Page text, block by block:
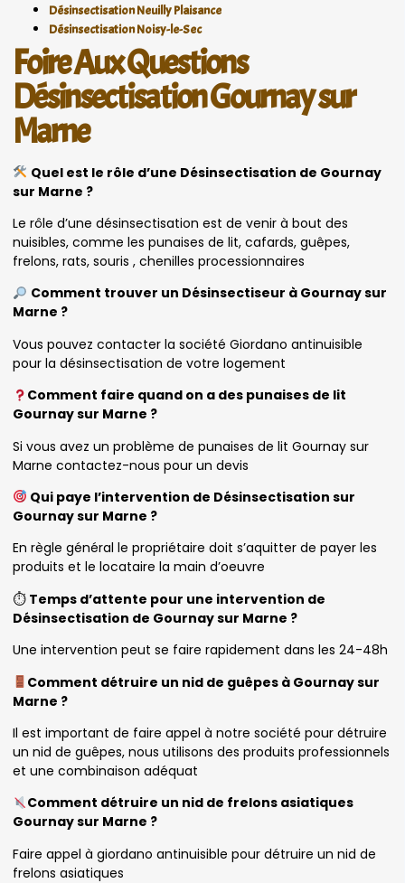
Désinsectisation Neuilly Plaisance
Désinsectisation Noisy-le-Sec
Foire Aux Questions
Désinsectisation Gournay sur
Marne
Quel est le rôle d’une Désinsectisation de Gournay
sur Marne ?
Le rôle d’une désinsectisation est de venir à bout des
nuisibles, comme les punaises de lit, cafards, guêpes,
frelons, rats, souris , chenilles processionnaires
Comment trouver un Désinsectiseur à Gournay sur
Marne ?
Vous pouvez contacter la société Giordano antinuisible
pour la désinsectisation de votre logement
Comment faire quand on a des punaises de lit
Gournay sur Marne ?
Si vous avez un problème de punaises de lit Gournay sur
Marne contactez-nous pour un devis
Qui paye l’intervention de Désinsectisation sur
Gournay sur Marne ?
En règle général le propriétaire doit s’aquitter de payer les
produits et le locataire la main d’oeuvre
⏱ Temps d’attente pour une intervention de
Désinsectisation de Gournay sur Marne ?
Une intervention peut se faire rapidement dans les 24-48h
Comment détruire un nid de guêpes à Gournay sur
Marne ?
Il est important de faire appel à notre société pour détruire
un nid de guêpes, nous utilisons des produits professionnels
et une combinaison adéquat
Comment détruire un nid de frelons asiatiques
Gournay sur Marne ?
Faire appel à giordano antinuisible pour détruire un nid de
frelons asiatiques